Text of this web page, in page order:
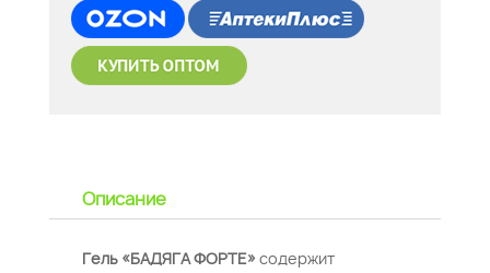
Описание
Гель «БАДЯГА ФОРТЕ» содержит